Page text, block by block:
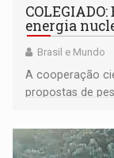
energia
Brasil e Mundo
A cooperação
propostas de